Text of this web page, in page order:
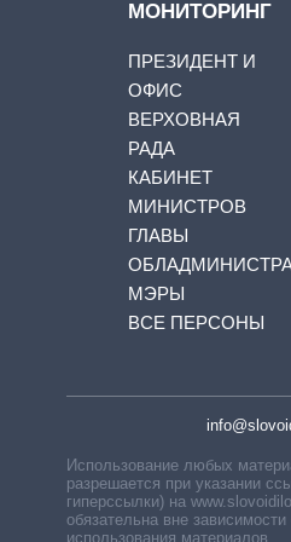
МОНИТОРИНГ
ПРЕЗИДЕНТ И
ОФИС
ВЕРХОВНАЯ
РАДА
КАБИНЕТ
МИНИСТРОВ
ГЛАВЫ
МЭРЫ
ВСЕ ПЕРСОНЫ
Использование любых
разрешается при указании
гиперссылки) на
обязательна вне зависимости
использования материалов.